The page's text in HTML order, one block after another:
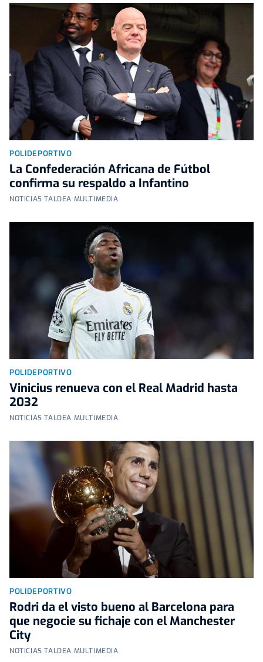
POLIDEPORTIVO
La Confederación Africana de Fútbol
confirma su respaldo a Infantino
NOTICIAS TALDEA MULTIMEDIA
POLIDEPORTIVO
Vinicius renueva con el Real Madrid hasta
2032
NOTICIAS TALDEA MULTIMEDIA
POLIDEPORTIVO
Rodri da el visto bueno al Barcelona para
que negocie su fichaje con el Manchester
City
NOTICIAS TALDEA MULTIMEDIA